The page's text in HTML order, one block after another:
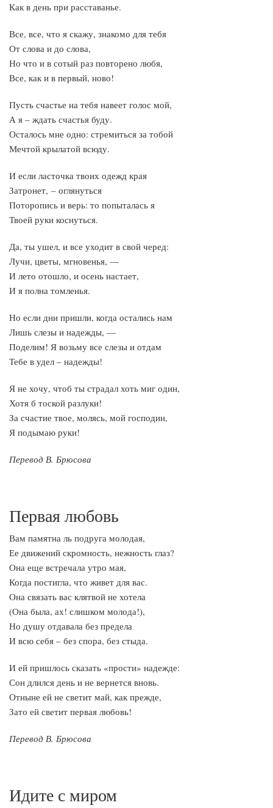
Как в день при расставанье.
Все, все, что я скажу, знакомо для тебя
От слова и до слова,
Но что и в сотый раз повторено любя,
Все, как и в первый, ново!
Пусть счастье на тебя навеет голос мой,
А я – ждать счастья буду.
Осталось мне одно: стремиться за тобой
Мечтой крылатой всюду.
И если ласточка твоих одежд края
Затронет, – оглянуться
Поторопись и верь: то попыталась я
Твоей руки коснуться.
Да, ты ушел, и все уходит в свой черед:
Лучи, цветы, мгновенья, —
И лето отошло, и осень настает,
И я полна томленья.
Но если дни пришли, когда остались нам
Лишь слезы и надежды, —
Поделим! Я возьму все слезы и отдам
Тебе в удел – надежды!
Я не хочу, чтоб ты страдал хоть миг один,
Хотя б тоской разлуки!
За счастие твое, молясь, мой господин,
Я подымаю руки!
Перевод В. Брюсова
Первая любовь
Вам памятна ль подруга молодая,
Ее движений скромность, нежность глаз?
Она еще встречала утро мая,
Когда постигла, что живет для вас.
Она связать вас клятвой не хотела
(Она была, ах! слишком молода!),
Но душу отдавала без предела
И всю себя – без спора, без стыда.
И ей пришлось сказать «прости» надежде:
Сон длился день и не вернется вновь.
Отныне ей не светит май, как прежде,
Зато ей светит первая любовь!
Перевод В. Брюсова
Идите с миром